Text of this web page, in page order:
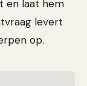
en laat hem
levert
op.